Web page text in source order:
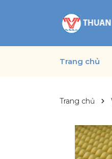
Trang chủ
Trang chủ